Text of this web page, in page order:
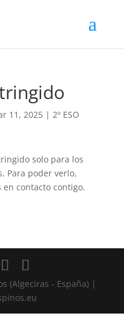
11, 2025| 2º ESO
solo para los
Para poder verlo,
contacto contigo.
(Algeciras - España) |